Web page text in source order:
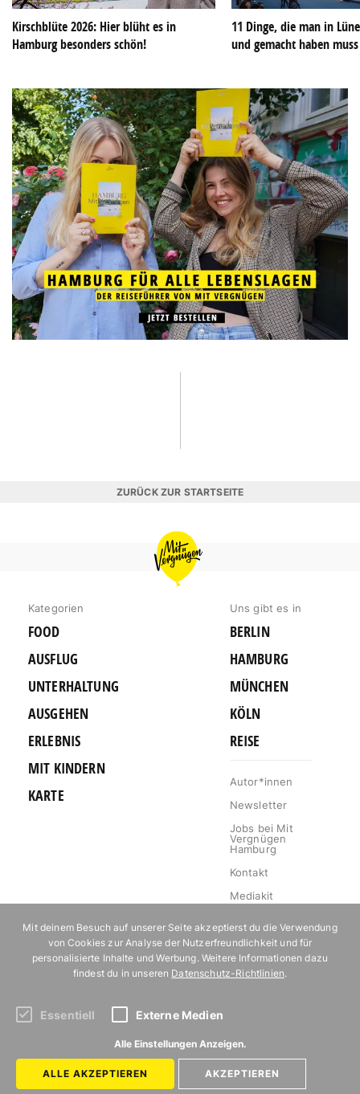
Kirschblüte 2026: Hier blüht es in
Hamburg besonders schön!
11 Dinge, die man in
und gemacht haben muss
ZURÜCK ZUR STARTSEITE
MIT
VERGNÜGEN
HAMBURG
Kategorien
FOOD
AUSFLUG
UNTERHALTUNG
AUSGEHEN
ERLEBNIS
MIT KINDERN
KARTE
Uns gibt es in
BERLIN
HAMBURG
MÜNCHEN
KÖLN
REISE
Autor*innen
Newsletter
Jobs bei Mit
Vergnügen
Hamburg
Kontakt
Mediakit
Datenschutz
Willkommen im
Klub!
Abonniere unseren Newsletter!
Mit deinem Besuch auf unserer Seite akzeptierst du die Verwendung
von Cookies zur Analyse der Nutzerfreundlichkeit und für
personalisierte Inhalte und Werbung. Weitere Informationen dazu
findest du in unseren Datenschutz-Richtlinien.
Essentiell Externe Medien
Alle Einstellungen Anzeigen.
ALLE AKZEPTIEREN AKZEPTIEREN